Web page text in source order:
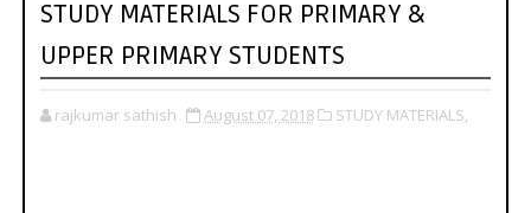
STUDY MATERIALS FOR PRIMARY &
UPPER PRIMARY STUDENTS
rajkumar sathish August 07, 2018 STUDY MATERIALS,